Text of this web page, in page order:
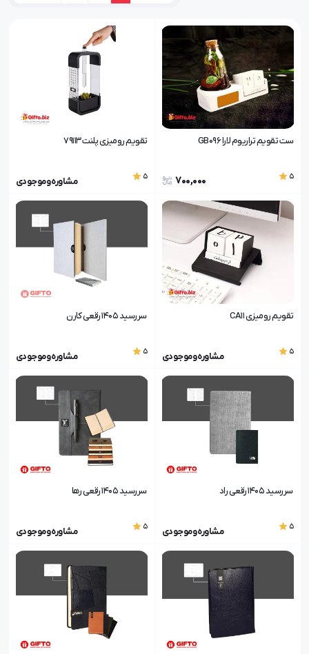
ست تقویم تراریوم لارا GB096
5
700,000
تقویم رومیزی پلنت 79113
5 مشاوره و موجودی
تقویم رومیزی CA11
5 مشاوره و موجودی
سررسید 1405 رقعی کارن
5 مشاوره و موجودی
سررسید 1405 رقعی راد
5 مشاوره و موجودی
سررسید 1405 رقعی رها
5 مشاوره و موجودی